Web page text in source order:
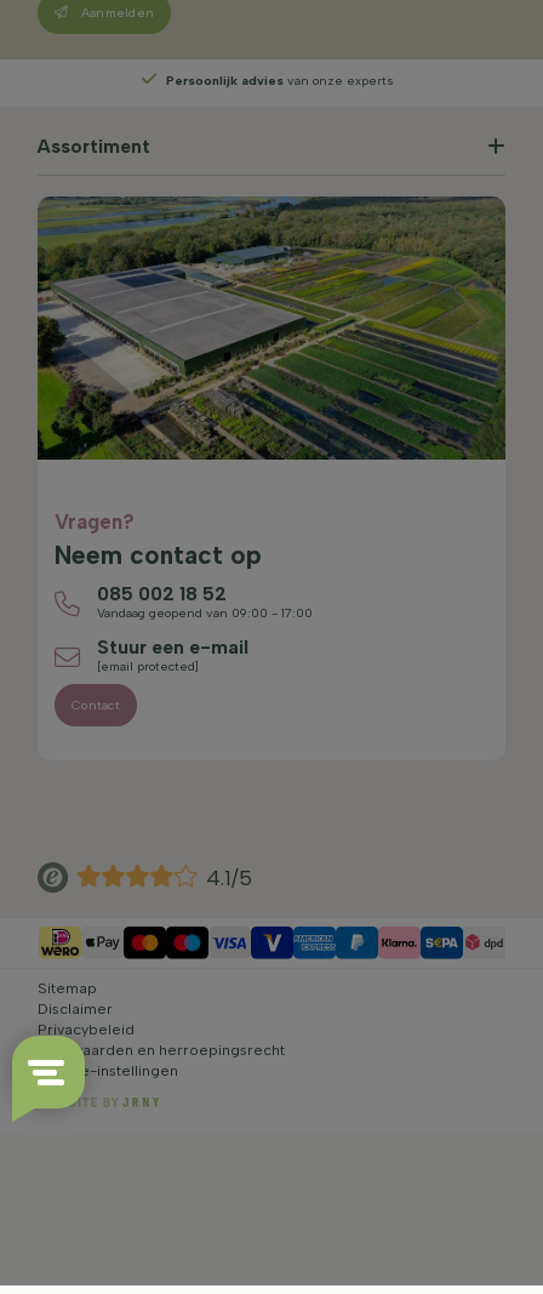
Aanmelden
Persoonlijk advies van onze experts
Assortiment
Vragen?
Neem contact op
085 002 18 52
Vandaag geopend van 09:00 - 17:00
Stuur een e-mail
[email protected]
Contact
4.1/5
Sitemap
Disclaimer
Privacybeleid
Voorwaarden en herroepingsrecht
Cookie-instellingen